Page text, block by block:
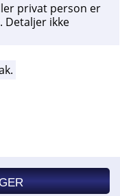
privat person er
Detaljer ikke